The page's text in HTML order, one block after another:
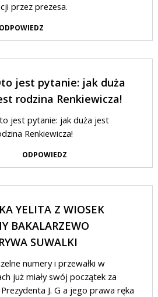
przez prezesa.
ODPOWIEDZ
jest pytanie: jak duża
rodzina Renkiewicza!
jest pytanie: jak duża jest
Renkiewicza!
ODPOWIEDZ
YELITA Z WIOSEK
BAKALARZEWO
SUWALKI
numery i przewałki w
już miały swój początek za
J. G a jego prawa ręka